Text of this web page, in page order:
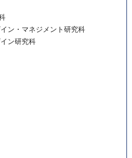
ン・マネジメント研究科
ン研究科